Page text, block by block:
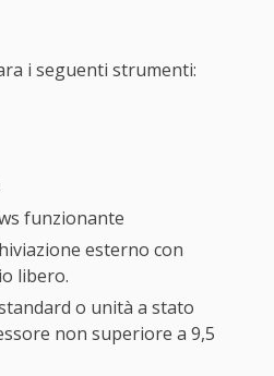
i seguenti strumenti:
funzionante
esterno con
libero.
o unità a stato
non superiore a 9,5